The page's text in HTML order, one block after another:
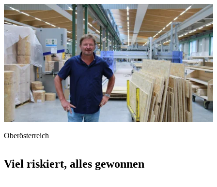
Oberösterreich
Viel riskiert, alles gewonnen